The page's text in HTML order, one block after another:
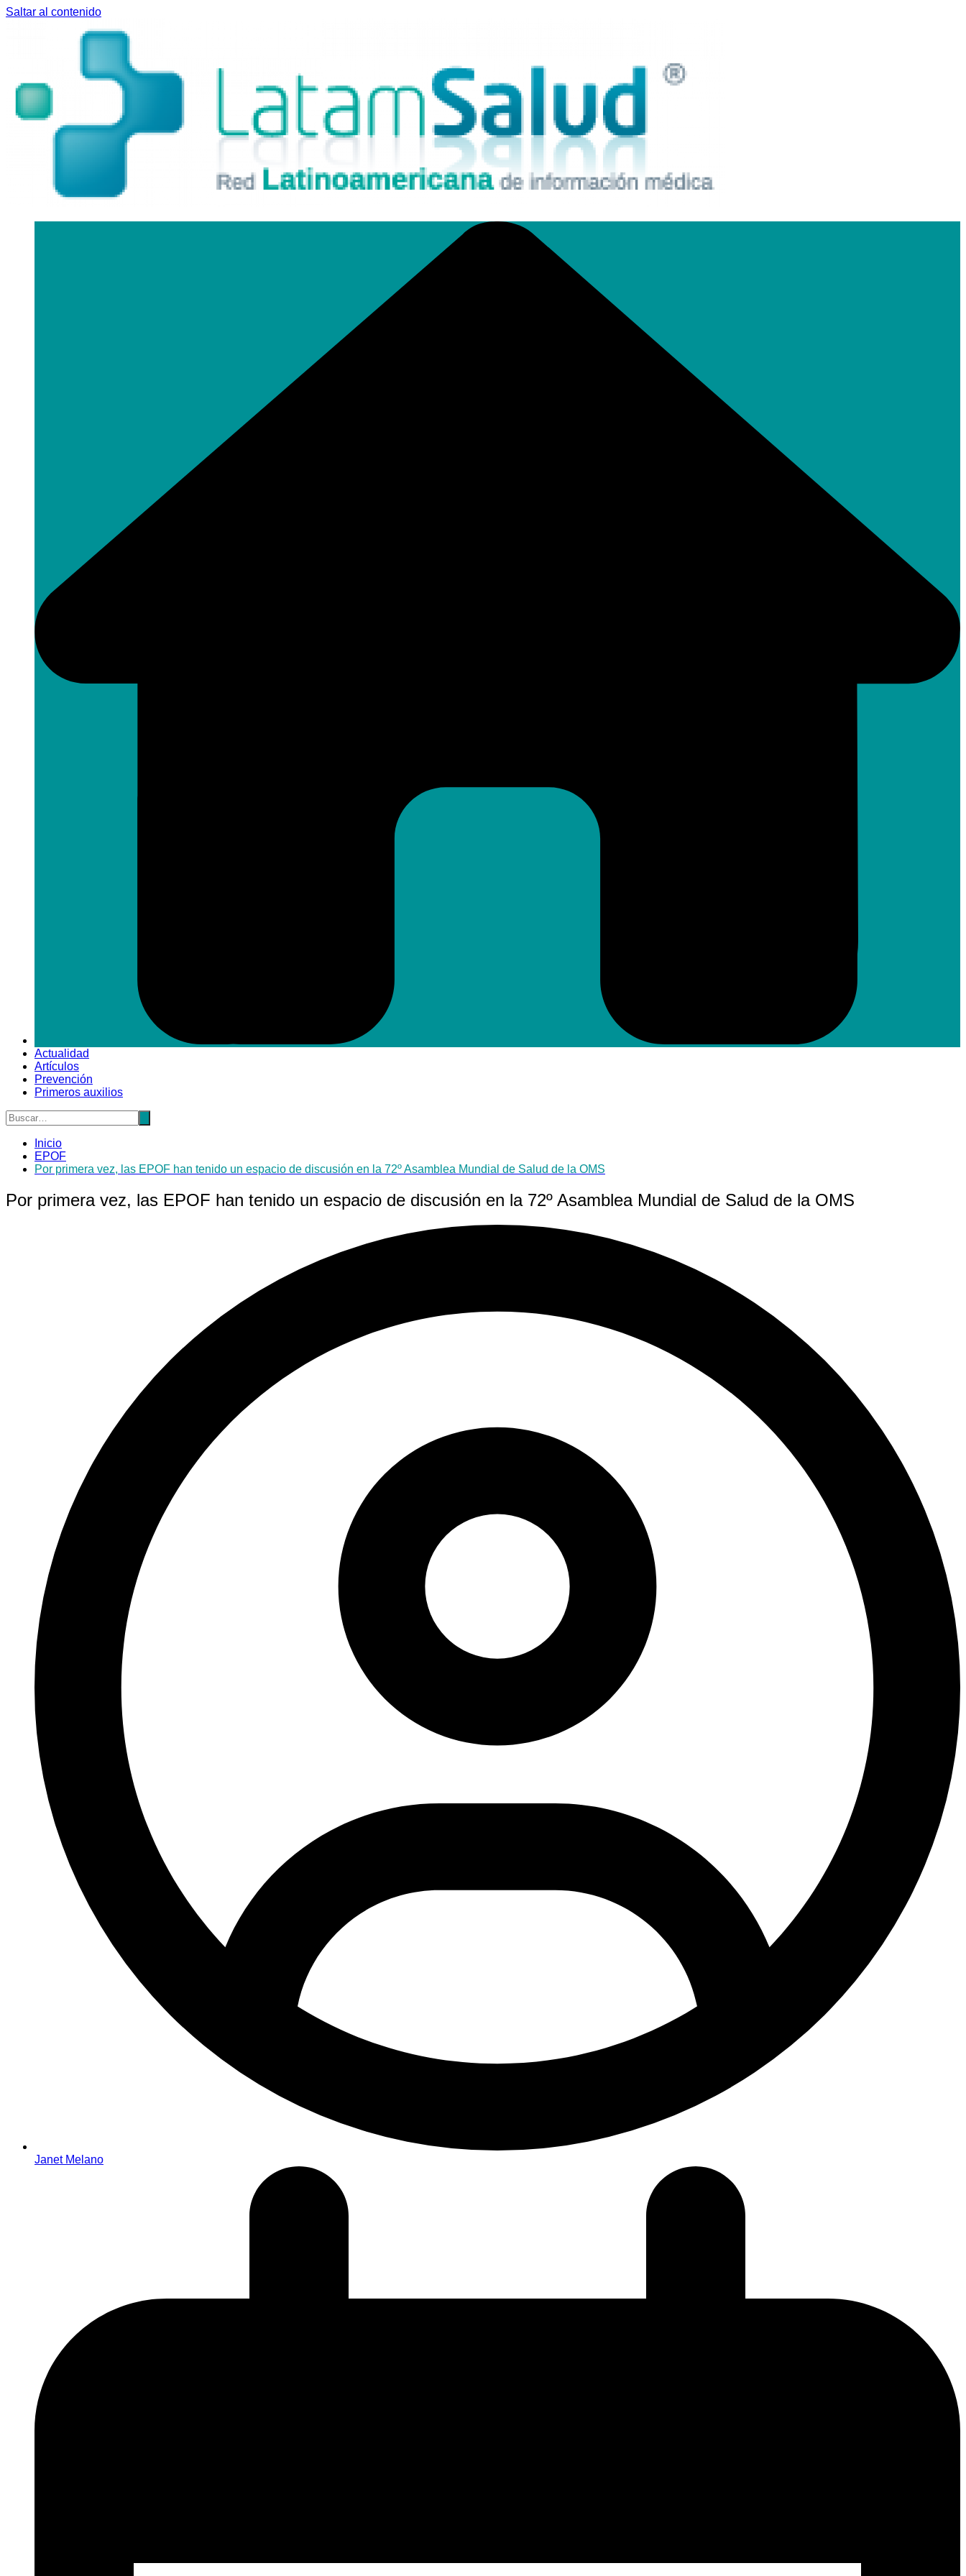
Saltar al contenido
Actualidad
Artículos
Prevención
Primeros auxilios
Inicio
EPOF
Por primera vez, las EPOF han tenido un espacio de discusión en la 72º Asamblea Mundial de Salud de la OMS
Por primera vez, las EPOF han tenido un espacio de discusión en la 72º Asamblea Mundial de Salud de la OMS
Janet Melano